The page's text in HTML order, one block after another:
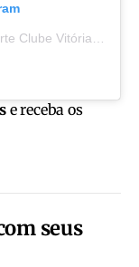
e receba os
seus